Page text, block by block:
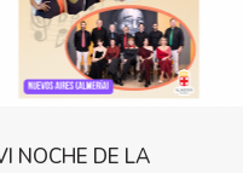
NOCHE DE LA